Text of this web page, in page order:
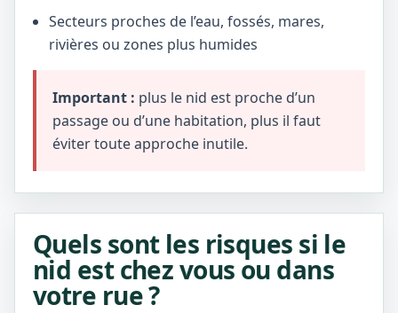
Secteurs proches de l’eau, fossés, mares,
rivières ou zones plus humides
Important : plus le nid est proche d’un
passage ou d’une habitation, plus il faut
éviter toute approche inutile.
Quels sont les risques si le
nid est chez vous ou dans
votre rue ?